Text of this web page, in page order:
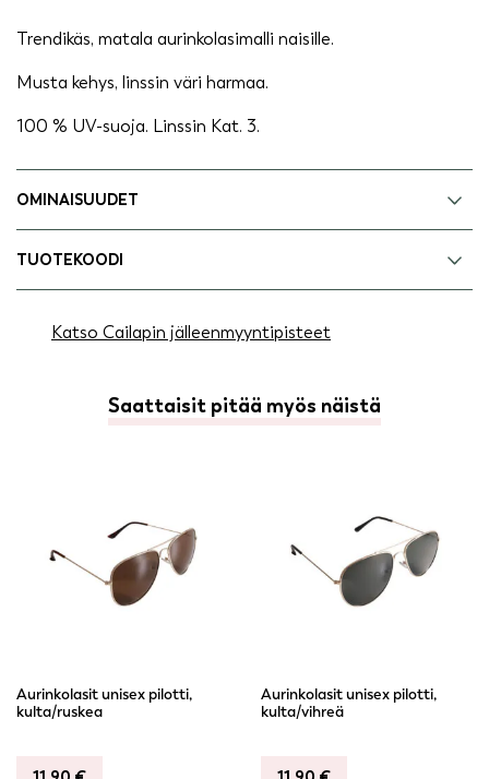
Noora
Trendikäs, matala aurinkolasimalli naisille.
Musta kehys, linssin väri harmaa.
100 % UV-suoja. Linssin Kat. 3.
OMINAISUUDET
TUOTEKOODI
Katso Cailapin jälleenmyyntipisteet
Saattaisit pitää myös näistä
Aurinkolasit unisex pilotti,
kulta/ruskea
Aurinkolasit unisex pilotti,
kulta/vihreä